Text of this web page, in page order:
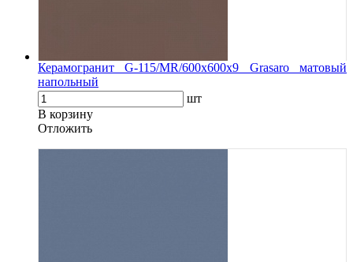
Керамогранит G-115/MR/600x600x9 Grasaro матовый
напольный
шт
В корзину
Oтложить